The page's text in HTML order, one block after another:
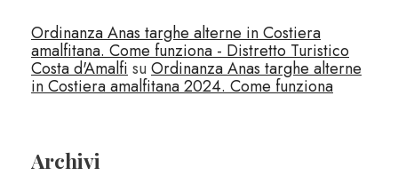
Ordinanza Anas targhe alterne in Costiera
amalfitana. Come funziona - Distretto Turistico
Costa d'Amalfi suOrdinanza Anas targhe alterne
in Costiera amalfitana 2024. Come funziona
Archivi